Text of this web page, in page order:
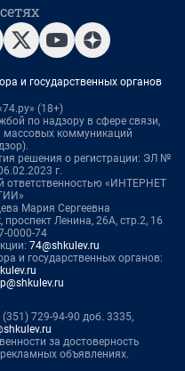
и государственных органов
(18+)
по надзору в сфере связи,
массовых коммуникаций
решения о регистрации: ЭЛ №
г.
ответственностью «ИНТЕРНЕТ
Мария Сергеевна
Ленина, 26А, стр.2, 16
0000-74
74@shkulev.ru
и государственных органов:
729-94-90 доб. 3335,
за достоверность
объявлениях.